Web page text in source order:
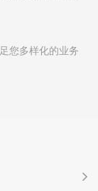
您多样化的业务